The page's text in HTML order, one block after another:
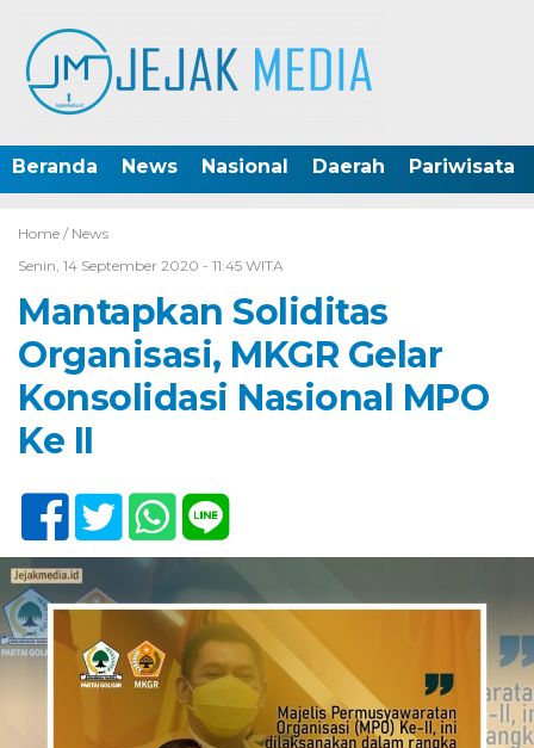
Beranda News Nasional Daerah Pariwisata
Home / News
Senin, 14 September 2020 - 11:45 WITA
Mantapkan Soliditas
Organisasi, MKGR Gelar
Konsolidasi Nasional MPO
Ke II